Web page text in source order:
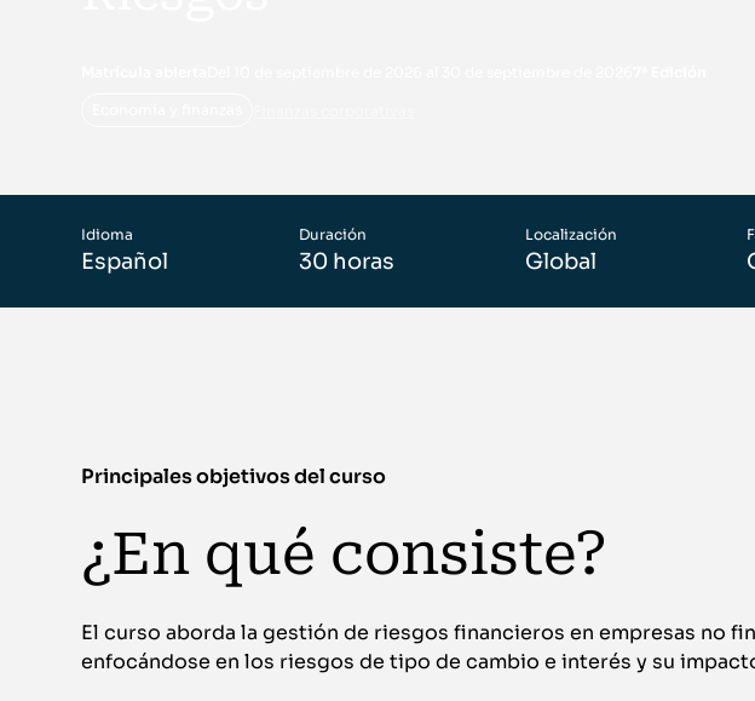
Idioma
Español
Duración
30 horas
Localización
Global
Principales objetivos del curso
¿En qué consiste?
El curso aborda la gestión de riesgos financieros en empresas no
enfocándose en los riesgos de tipo de cambio e interés y su